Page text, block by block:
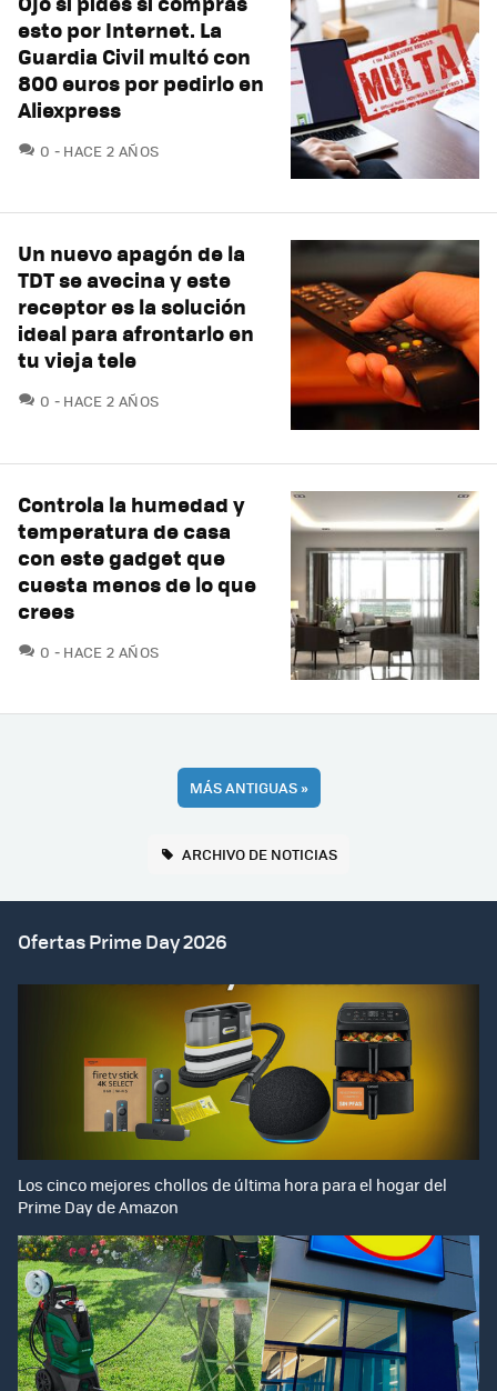
esto por Internet. La
Guardia Civil multó con
800 euros por pedirlo en
Aliexpress
0 COMENTARIOS
HACE 2 AÑOS
Un nuevo apagón de la
TDT se avecina y este
receptor es la solución
ideal para afrontarlo en
tu vieja tele
0 COMENTARIOS
HACE 2 AÑOS
Controla la humedad y
temperatura de casa
con este gadget que
cuesta menos de lo que
crees
0 COMENTARIOS
HACE 2 AÑOS
MÁS ANTIGUAS»
ARCHIVO DE NOTICIAS
Ofertas Prime Day 2026
Los cinco mejores chollos de última hora para el hogar del
Prime Day de Amazon